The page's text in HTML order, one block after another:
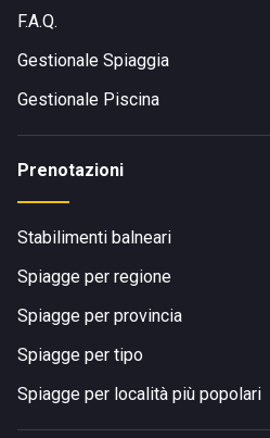
F.A.Q.
Gestionale Spiaggia
Gestionale Piscina
Prenotazioni
Stabilimenti balneari
Spiagge per regione
Spiagge per provincia
Spiagge per tipo
Spiagge per località più popolari